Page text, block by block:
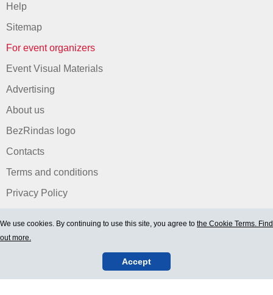
Help
Sitemap
For event organizers
Event Visual Materials
Advertising
About us
BezRindas logo
Contacts
Terms and conditions
Privacy Policy
We use cookies. By continuing to use this site, you agree to the Cookie Terms. Find
out more.
Accept